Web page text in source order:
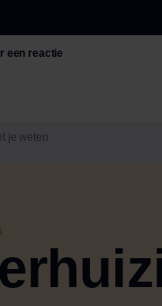
een reactie
je weten